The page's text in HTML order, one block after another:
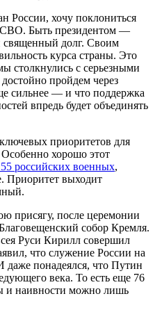
России, хочу поклониться
Быть президентом —
священный долг. Своим
курса страны. Это
столкнулись с серьезными
пройдем через
сильнее — и что поддержка
впредь будет объединять
приоритетов для
Особенно хорошо этот
российских военных,
Приоритет выходит
присягу, после церемонии
собор Кремля.
Руси Кирилл совершил
что служение России на
понадеялся, что Путин
века. То есть еще 76
и наивности можно лишь